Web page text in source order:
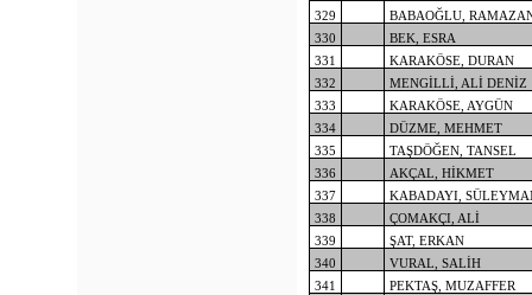
329
BABAOĞLU,
330
BEK, ESRA
331
KARAKÖSE, DURAN
332
MENGİLLİ, ALİ DENİZ
333
KARAKÖSE, AYGÜN
334
DÜZME, MEHMET
335
TAŞDÖĞEN, TANSEL
336
AKÇAL, HİKMET
337
KABADAYI,
338
ÇOMAKÇI, ALİ
339
ŞAT, ERKAN
340
VURAL, SALİH
341
PEKTAŞ, MUZAFFER